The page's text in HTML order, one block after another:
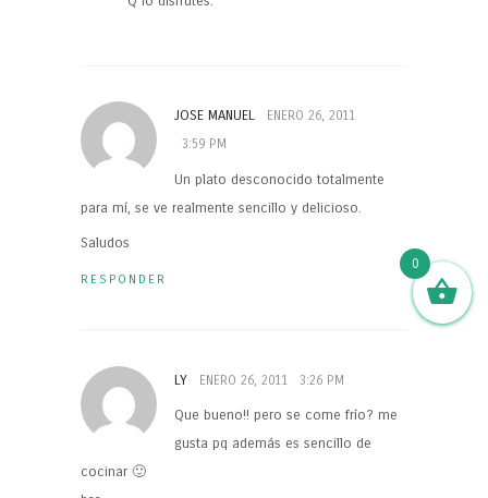
JOSE MANUEL
ENERO 26, 2011
3:59 PM
Un plato desconocido totalmente
para mí, se ve realmente sencillo y delicioso.
Saludos
RESPONDER
LY ENERO 26, 2011 3:26 PM
Que bueno!! pero se come frío? me
gusta pq además es sencillo de
cocinar 🙂
0